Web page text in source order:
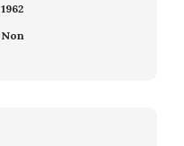
1962
Non